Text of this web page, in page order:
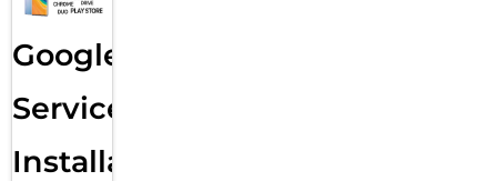
Google
Services
Installation